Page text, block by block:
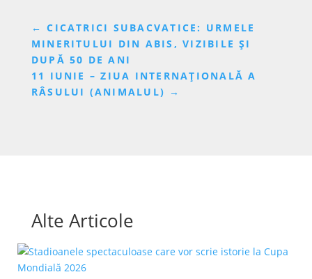
←CICATRICI SUBACVATICE: URMELE
MINERITULUI DIN ABIS, VIZIBILE ȘI
DUPĂ 50 DE ANI
11 IUNIE – ZIUA INTERNAȚIONALĂ A
RÂSULUI (ANIMALUL) →
Alte Articole